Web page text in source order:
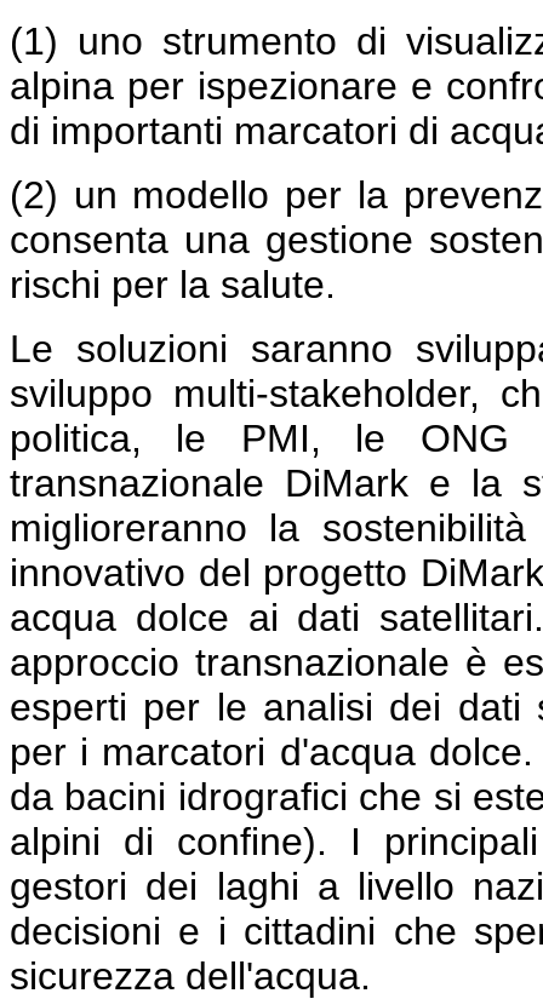
(1) uno strumento di
alpina per ispezionare e
di importanti marcatori di
(2) un modello per la
consenta una gestione
rischi per la salute.
Le soluzioni saranno
sviluppo multi-stakeholder,
politica, le PMI, le ONG
transnazionale DiMark e la
miglioreranno la
innovativo del progetto
acqua dolce ai dati
approccio transnazionale è
esperti per le analisi dei dati
per i marcatori d'acqua
da bacini idrografici che si
alpini di confine). I
gestori dei laghi a livello
decisioni e i cittadini che
sicurezza dell'acqua.